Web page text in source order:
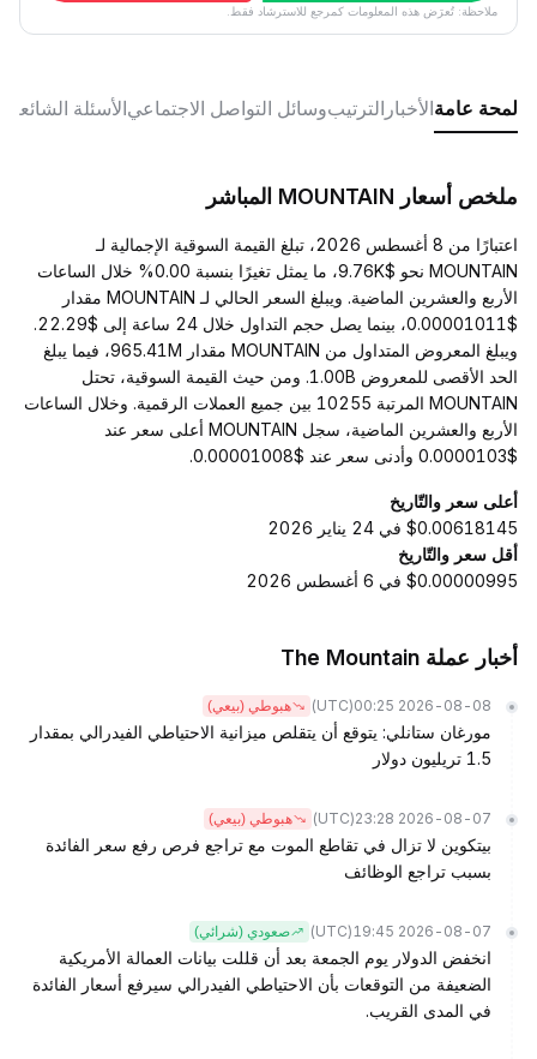
ملاحظة: تُعرَض هذه المعلومات كمرجع للاسترشاد فقط.
لمحة عامةالأخبار الترتيبوسائل التواصل الاجتماعيالأسئلة الشائعة
ملخص أسعار MOUNTAIN المباشر
اعتبارًا من 8 أغسطس 2026، تبلغ القيمة السوقية الإجمالية لـ
MOUNTAIN نحو $9.76K، ما يمثل تغيرًا بنسبة 0.00% خلال الساعات
الأربع والعشرين الماضية. ويبلغ السعر الحالي لـ MOUNTAIN مقدار
$0.00001011، بينما يصل حجم التداول خلال 24 ساعة إلى $22.29.
ويبلغ المعروض المتداول من MOUNTAIN مقدار 965.41M، فيما يبلغ
الحد الأقصى للمعروض 1.00B. ومن حيث القيمة السوقية، تحتل
MOUNTAIN المرتبة 10255 بين جميع العملات الرقمية. وخلال الساعات
الأربع والعشرين الماضية، سجل MOUNTAIN أعلى سعر عند
$0.0000103 وأدنى سعر عند $0.00001008.
أعلى سعر والتّاريخ
$0.00618145 في 24 يناير 2026
أقل سعر والتّاريخ
$0.00000995 في 6 أغسطس 2026
أخبار عملة The Mountain
2026-08-08 00:25
(UTC) هبوطي (بيعي)
مورغان ستانلي: يتوقع أن يتقلص ميزانية الاحتياطي الفيدرالي بمقدار
1.5 تريليون دولار
2026-08-07 23:28
(UTC) هبوطي (بيعي)
بيتكوين لا تزال في تقاطع الموت مع تراجع فرص رفع سعر الفائدة
بسبب تراجع الوظائف
2026-08-07 19:45
(UTC) صعودي (شرائي)
انخفض الدولار يوم الجمعة بعد أن قللت بيانات العمالة الأمريكية
الضعيفة من التوقعات بأن الاحتياطي الفيدرالي سيرفع أسعار الفائدة
في المدى القريب.